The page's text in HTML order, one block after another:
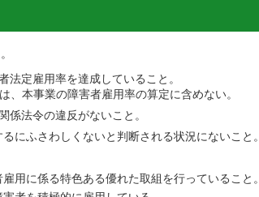
法定雇用率を達成していること。
、本事業の障害者雇用率の算定に含めない。
係法令の違反がないこと。
にふさわしくないと判断される状況にないこと。
用に係る特色ある優れた取組を行っていること。